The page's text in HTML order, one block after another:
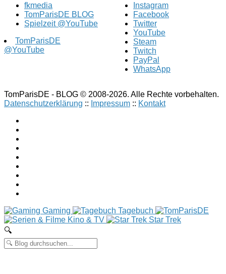
fkmedia
TomParisDE BLOG
Spielzeit @YouTube
TomParisDE
@YouTube
Instagram
Facebook
Twitter
YouTube
Steam
Twitch
PayPal
WhatsApp
TomParisDE - BLOG © 2008-2026. Alle Rechte vorbehalten.
Datenschutzerklärung :: Impressum :: Kontakt
Gaming
Tagebuch
Kino & TV
Star Trek
🔍